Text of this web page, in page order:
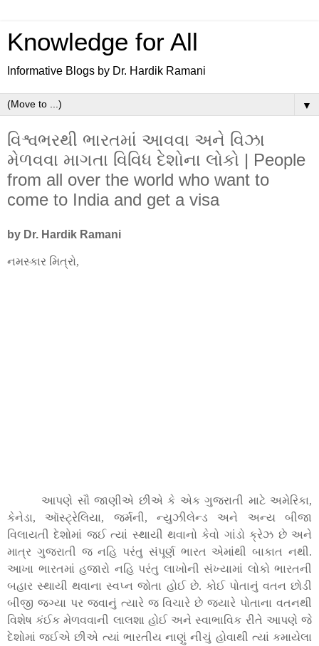
Knowledge for All
Informative Blogs by Dr. Hardik Ramani
▼
વિશ્વભરથી ભારતમાં આવવા અને વિઝા
મેળવવા માગતા વિવિધ દેશોના લોકો | People
from all over the world who want to
come to India and get a visa
by Dr. Hardik Ramani
નમસ્કાર મિત્રો,
આપણે સૌ જાણીએ છીએ કે એક ગુજરાતી માટે અમેરિકા,
કેનેડા, ઑસ્ટ્રેલિયા, જર્મની,ન્યુઝીલેન્ડ અને અન્ય બીજા
વિલાયતી દેશોમાં જઈ ત્યાં સ્થાયી થવાનો કેવો ગાંડો ક્રેઝ છે અને
માત્ર ગુજરાતી જ નહિ પરંતુ સંપૂર્ણ ભારત એમાંથી બાકાત નથી.
આખા ભારતમાં હજારો નહિ પરંતુ લાખોની સંખ્યામાં લોકો ભારતની
બહાર સ્થાયી થવાના સ્વપ્ન જોતા હોઈ છે. કોઈ પોતાનું વતન છોડી
બીજી જગ્યા પર જવાનું ત્યારે જ વિચારે છે જયારે પોતાના વતનથી
વિશેષ કંઈક મેળવવાની લાલશા હોઈ અને સ્વાભાવિક રીતે આપણે જે
દેશોમાં જઈએ છીએ ત્યાં ભારતીય નાણું નીચું હોવાથી ત્યાં કમાયેલા